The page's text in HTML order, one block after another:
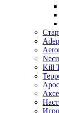
Kill